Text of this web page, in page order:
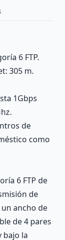
6 FTP.
305 m.
1Gbps
de
como
6 FTP de
de
ancho de
de 4 pares
bajo la